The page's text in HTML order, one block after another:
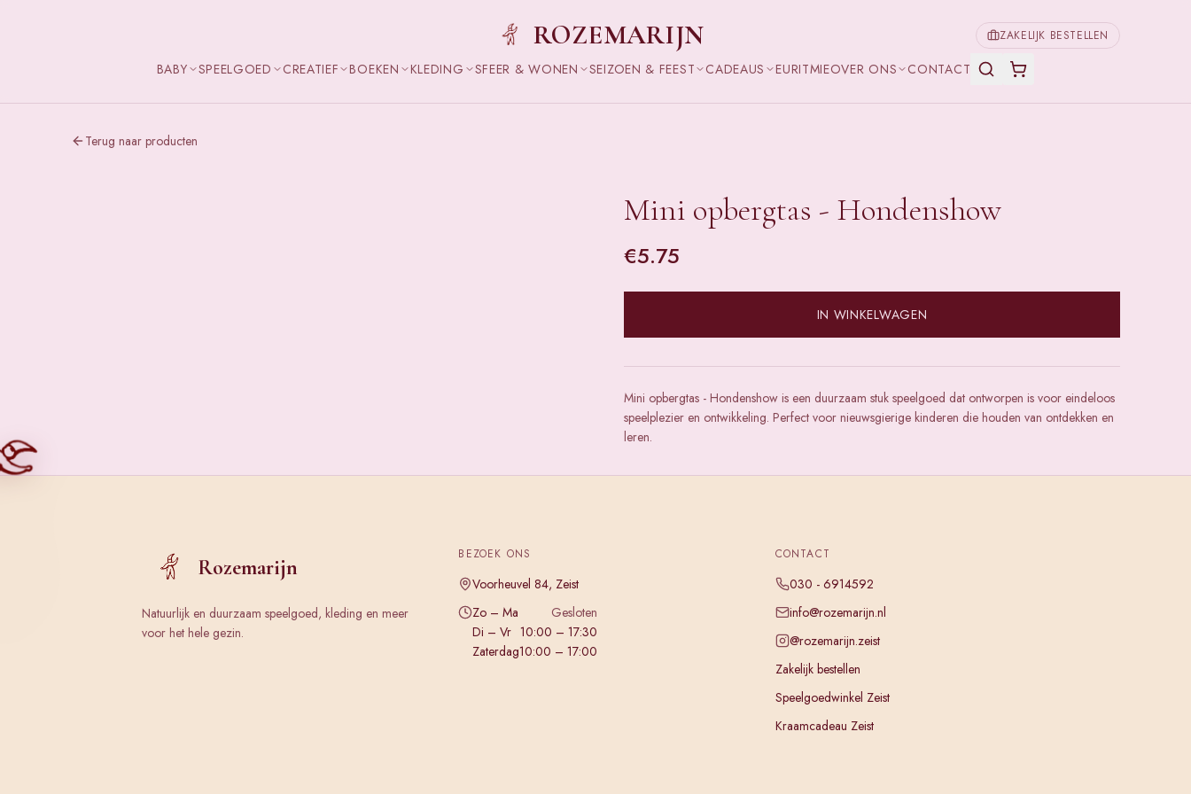
ROZEMARIJN ZAKELIJK BESTELLEN
BABY SPEELGOED CREATIEF BOEKEN KLEDING SFEER & WONEN SEIZOEN & FEEST CADEAUS EURITMIEOVER ONS CONTACT
Terug naar producten
Mini opbergtas - Hondenshow
€5.75
IN WINKELWAGEN
Mini opbergtas - Hondenshow is een duurzaam stuk speelgoed dat ontworpen is voor eindeloos
speelplezier en ontwikkeling. Perfect voor nieuwsgierige kinderen die houden van ontdekken en
leren.
Rozemarijn
Natuurlijk en duurzaam speelgoed, kleding en meer
voor het hele gezin.
BEZOEK ONS
Voorheuvel 84, Zeist
Zo – Ma
Gesloten
Di – Vr 10:00 – 17:30
Zaterdag10:00 – 17:00
CONTACT
030 - 6914592
info@rozemarijn.nl
@rozemarijn.zeist
Zakelijk bestellen
Speelgoedwinkel Zeist
Kraamcadeau Zeist